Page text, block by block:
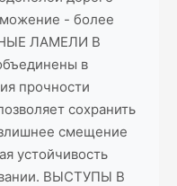
- более
ЛАМЕЛИ В
в
прочности
сохранить
смещение
устойчивость
ВЫСТУПЫ В